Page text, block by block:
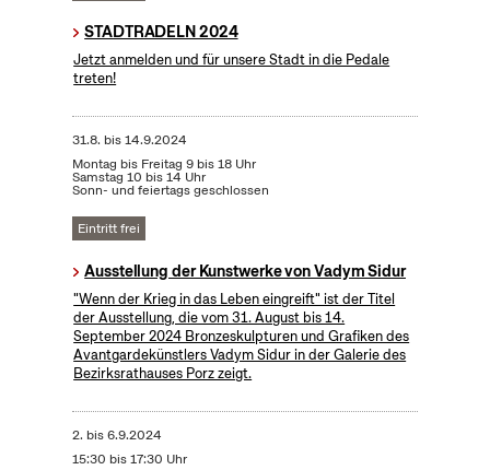
STADTRADELN 2024
Jetzt anmelden und für unsere Stadt in die Pedale
treten!
31.8. bis14.9.2024
Montag bis Freitag 9 bis 18 Uhr
Samstag 10 bis 14 Uhr
Sonn- und feiertags geschlossen
Eintritt frei
Ausstellung der Kunstwerke von Vadym Sidur
"Wenn der Krieg in das Leben eingreift" ist der Titel
der Ausstellung, die vom 31. August bis 14.
September 2024 Bronzeskulpturen und Grafiken des
Avantgardekünstlers Vadym Sidur in der Galerie des
Bezirksrathauses Porz zeigt.
2. bis6.9.2024
15:30 bis 17:30 Uhr